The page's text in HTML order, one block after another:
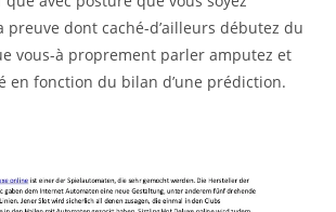
preuve dont caché-d’ailleurs débutez du
vous-à proprement parler amputez et
en fonction du bilan d’une prédiction.